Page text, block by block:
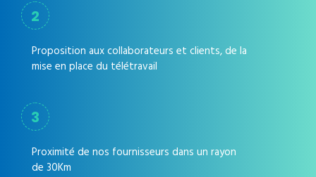
2
Proposition aux collaborateurs et clients, de la
mise en place du télétravail
3
Proximité de nos fournisseurs dans un rayon
de 30Km